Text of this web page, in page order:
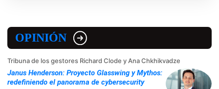
OPINIÓN
Tribuna de los gestores Richard Clode y Ana Chkhikvadze
Janus Henderson: Proyecto Glasswing y Mythos:
redefiniendo el panorama de cybersecurity